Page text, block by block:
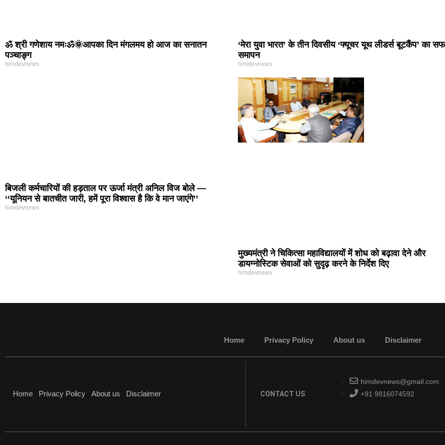
ॐ श्री गणेशाय नमःॐ🌞आपका दिन मंगलमय हो आज का सनातन
पञ्चाङ्ग
himdevnews
‘मेरा युवा भारत’ के तीन दिवसीय ‘फ्यूचर यूथ लीडर्स बूटकैंप’ का
समापन
himdevnews
बिजली कर्मचारियों की हड़ताल पर ऊर्जा मंत्री अनिल विज बोले —
‘‘यूनियन से बातचीत जारी, हमें पूरा विश्वास है कि वे मान जाएंगे’’
himdevnews
मुख्यमंत्री ने चिकित्सा महाविद्यालयों में शोध को बढ़ावा देने और
डायग्नोस्टिक सेवाओं को सुदृढ़ करने के निर्देश दिए
himdevnews
Home Privacy Policy About us Disclaimer
Home Privacy Policy About us Disclaimer CONTACT US
himdevnews@gmail.com
+91 9816074592